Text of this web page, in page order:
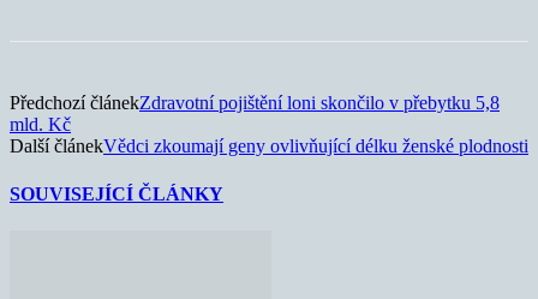
Předchozí článekZdravotní pojištění loni skončilo v přebytku 5,8
mld. Kč
Další článekVědci zkoumají geny ovlivňující délku ženské plodnosti
SOUVISEJÍCÍ ČLÁNKY